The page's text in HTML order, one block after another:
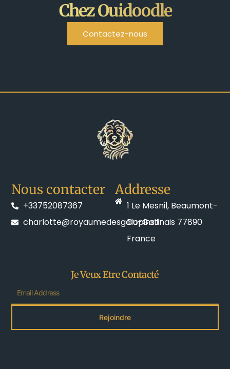
Chez Ouidoodle
Contactez-nous
Nous contacter
+33752087367
charlotte@royaumedesgalopins.fr
Addresse
1 Le Mesnil, Beaumont-
Du-Gatinais 77890
France
Je Veux Etre Contacté
Rejoindre